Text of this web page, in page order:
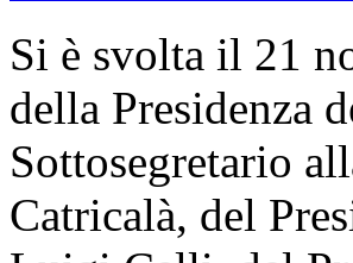
Si è svolta il 21
della Presidenza
Sottosegretario
Catricalà, del